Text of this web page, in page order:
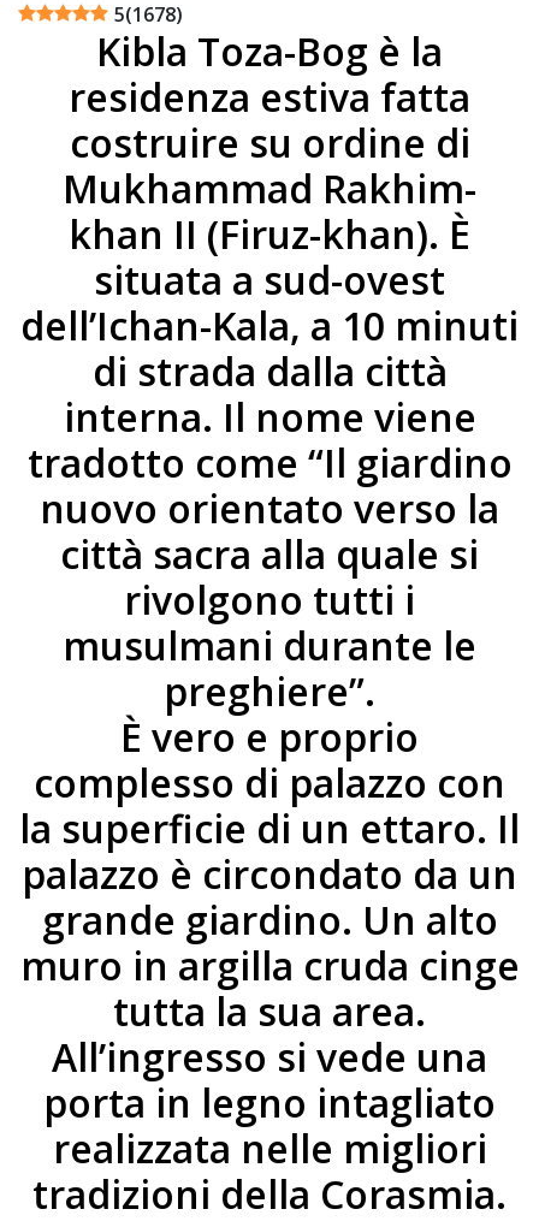
5(1678)
Kibla Toza-Bog è la
residenza estiva fatta
costruire su ordine di
Mukhammad Rakhim-
khan II (Firuz-khan). È
situata a sud-ovest
dell’Ichan-Kala, a 10 minuti
di strada dalla città
interna. Il nome viene
tradotto come “Il giardino
nuovo orientato verso la
città sacra alla quale si
rivolgono tutti i
musulmani durante le
preghiere”.
È vero e proprio
complesso di palazzo con
la superficie di un ettaro. Il
palazzo è circondato da un
grande giardino. Un alto
muro in argilla cruda cinge
tutta la sua area.
All’ingresso si vede una
porta in legno intagliato
realizzata nelle migliori
tradizioni della Corasmia.